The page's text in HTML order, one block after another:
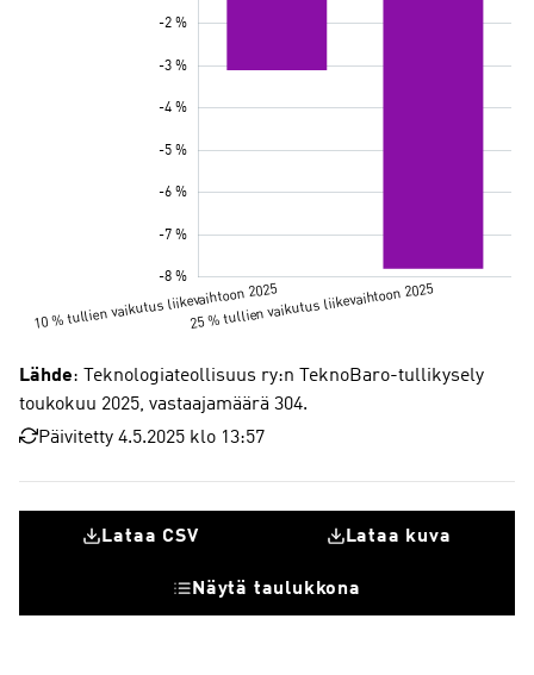
Lähde: Teknologiateollisuus ry:n TeknoBaro-tullikysely
toukokuu 2025, vastaajamäärä 304.
Päivitetty 4.5.2025 klo 13:57
Lataa CSV Lataa kuva
Näytä taulukkona